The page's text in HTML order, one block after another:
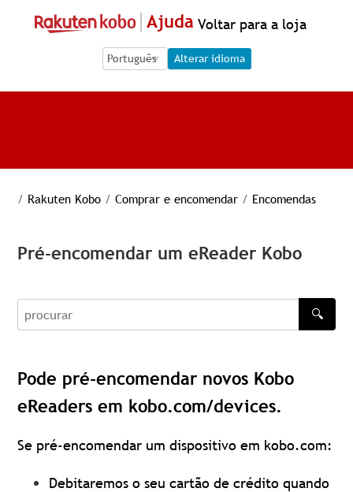
Ajuda Voltar para a loja
Language Selection
Language Selection
Alterar idioma
/ Rakuten Kobo / Comprar e encomendar / Encomendas
Pré-encomendar um eReader Kobo
procurar
🔍
Pode pré-encomendar novos Kobo
eReaders em kobo.com/devices.
Se pré-encomendar um dispositivo em kobo.com:
Debitaremos o seu cartão de crédito quando